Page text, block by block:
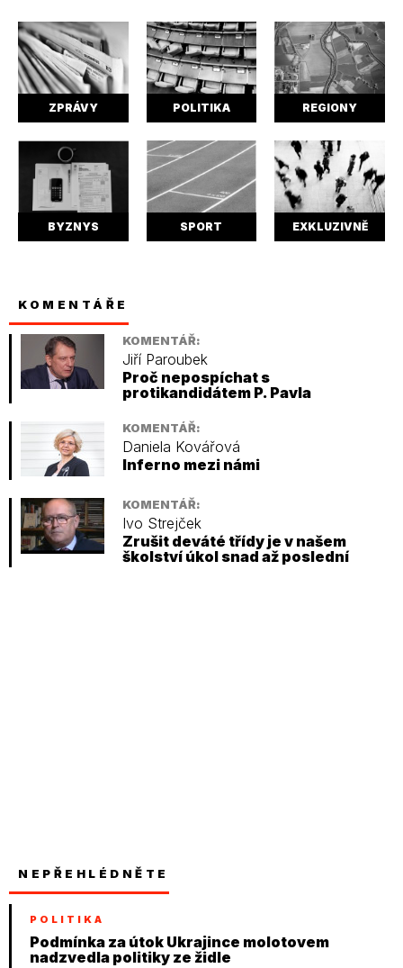
ZPRÁVY POLITIKA REGIONY
BYZNYS SPORT EXKLUZIVNĚ
KOMENTÁŘE
KOMENTÁŘ:
Jiří Paroubek
Proč nepospíchat s
protikandidátem P. Pavla
KOMENTÁŘ:
Daniela Kovářová
Inferno mezi námi
KOMENTÁŘ:
Ivo Strejček
Zrušit deváté třídy je v našem
školství úkol snad až poslední
NEPŘEHLÉDNĚTE
POLITIKA
Podmínka za útok Ukrajince molotovem
nadzvedla politiky ze židle